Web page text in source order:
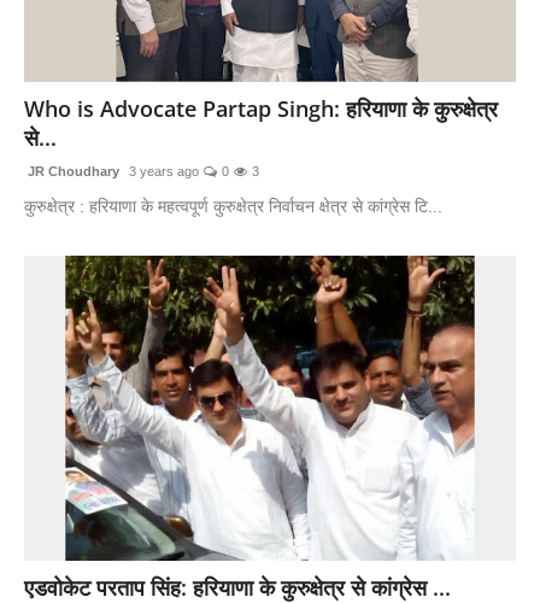
Who is Advocate Partap Singh: हरियाणा के कुरुक्षेत्र
से...
JR Choudhary 3 years ago 0 3
कुरुक्षेत्र : हरियाणा के महत्वपूर्ण कुरुक्षेत्र निर्वाचन क्षेत्र से कांग्रेस टि...
एडवोकेट परताप सिंह: हरियाणा के कुरुक्षेत्र से कांग्रेस ...